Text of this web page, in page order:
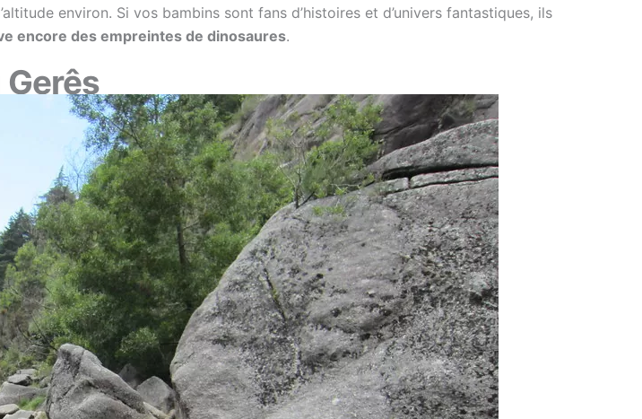
environ. Si vos bambins sont fans d’histoires et d’univers fantastiques, ils
encore des empreintes de dinosaures.